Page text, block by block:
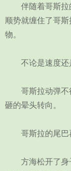
伴随着哥斯拉
顺势就缠住了哥
物。
不论是速度还是
哥斯拉动弹不
砸的晕头转向。
哥斯拉的尾巴再
方海松开了身